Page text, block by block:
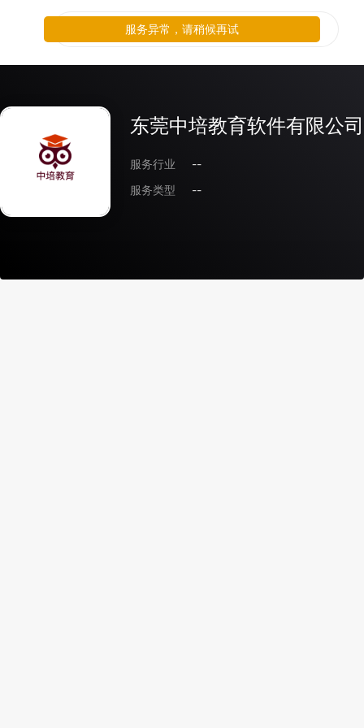
东莞中培教育软件有限公司
服务行业
--
服务类型
--
服务异常，请稍候再试